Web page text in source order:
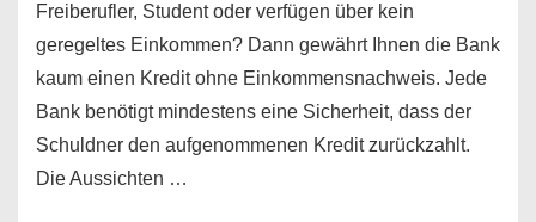
Freiberufler, Student oder verfügen über kein
geregeltes Einkommen? Dann gewährt Ihnen die Bank
kaum einen Kredit ohne Einkommensnachweis. Jede
Bank benötigt mindestens eine Sicherheit, dass der
Schuldner den aufgenommenen Kredit zurückzahlt.
Die Aussichten …